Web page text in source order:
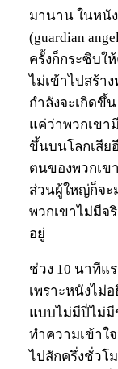
มานาน ในหนั
(guardian
ครั้งก็กระซิบใ
ไม่เข้าไปสร้า
กำลังจะเกิดขึ้
แค่ว่าพวกเขา
ขึ้นบนโลกเสีย
ตนของพวกเข
ส่วนผู้ใหญ่ก็จะ
พวกเขาไม่มีจ
อยู่
ช่วง 10 นาทีแ
เพราะหนังไม่อ
แบบไม่มีปี่ไม่มี
ทำความเข้าใ
ไปสักครึ่งชั่วโ